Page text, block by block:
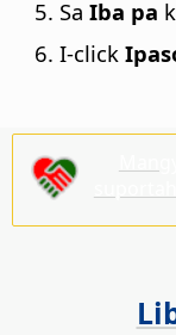
Sa Iba pa
I-click